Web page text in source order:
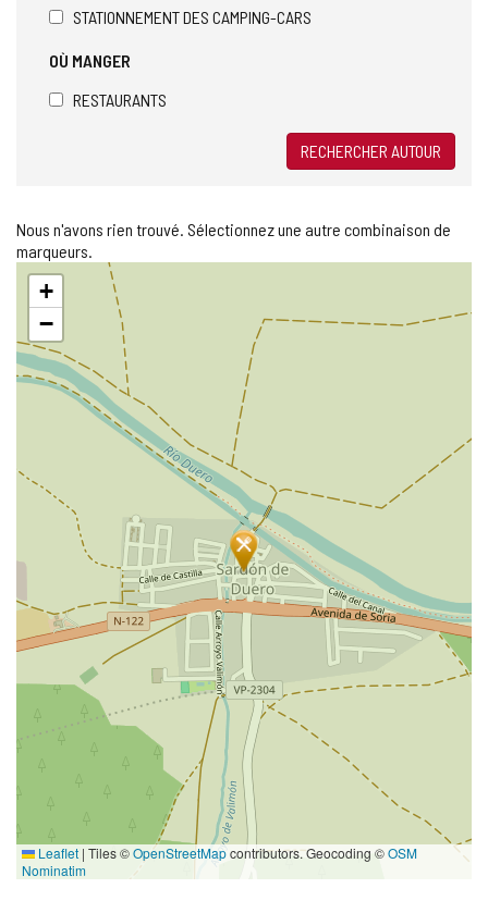
STATIONNEMENT DES CAMPING-CARS
OÙ MANGER
RESTAURANTS
RECHERCHER AUTOUR
Nous n'avons rien trouvé. Sélectionnez une autre combinaison de
marqueurs.
Sauter
carte
+
−
Leaflet | Tiles ©OpenStreetMapcontributors. Geocoding ©OSM
Nominatim